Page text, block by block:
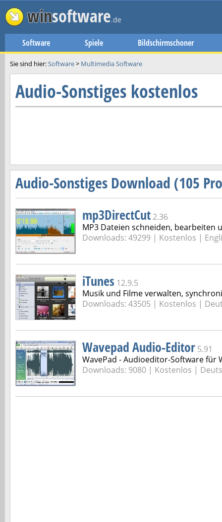
winsoftware.de
Software Spiele Bildschirmschoner
Sie sind hier:Software> Multimedia Software
Audio-Sonstiges kostenlos
Audio-Sonstiges Download (105
mp3DirectCut 2.36
MP3 Dateien schneiden, bearbeiten
Downloads: 49299 | Kostenlos |
iTunes 12.9.5
Musik und Filme verwalten,
Downloads: 43505 | Kostenlos |
Wavepad Audio-Editor 5.91
WavePad - Audioeditor-Software für
Downloads: 9080 | Kostenlos |